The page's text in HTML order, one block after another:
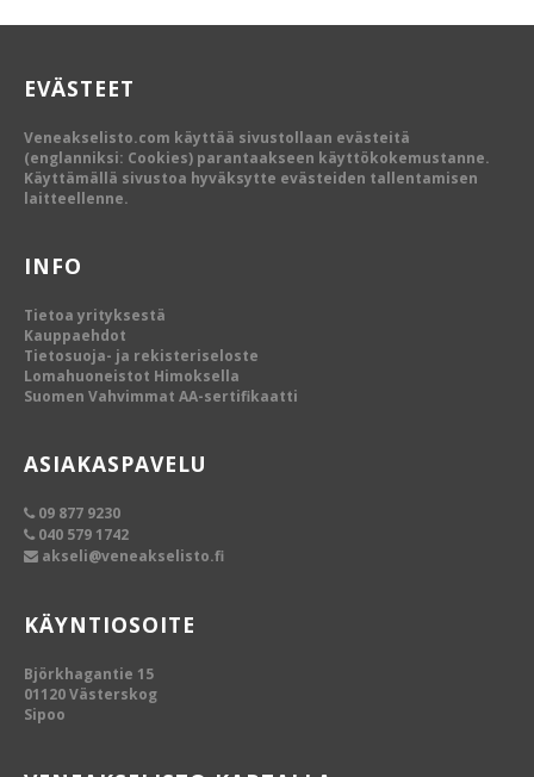
EVÄSTEET
Veneakselisto.com käyttää sivustollaan evästeitä
(englanniksi: Cookies) parantaakseen käyttökokemustanne.
Käyttämällä sivustoa hyväksytte evästeiden tallentamisen
laitteellenne.
INFO
Tietoa yrityksestä
Kauppaehdot
Tietosuoja- ja rekisteriseloste
Lomahuoneistot Himoksella
Suomen Vahvimmat AA-sertifikaatti
ASIAKASPAVELU
09 877 9230
040 579 1742
akseli@veneakselisto.fi
KÄYNTIOSOITE
Björkhagantie 15
01120 Västerskog
Sipoo